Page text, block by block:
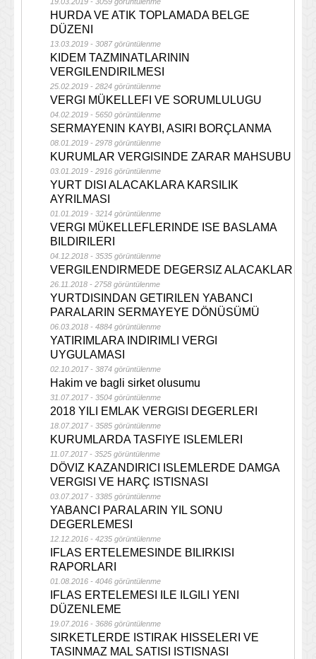
HURDA VE ATIK TOPLAMADA BELGE
DÜZENI
13.03.2019 - 3087 görüntülenme
KIDEM TAZMINATLARININ
VERGILENDIRILMESI
25.02.2019 - 2824 görüntülenme
VERGI MÜKELLEFI VE SORUMLULUGU
04.02.2019 - 5650 görüntülenme
SERMAYENIN KAYBI, ASIRI BORÇLANMA
08.01.2019 - 2978 görüntülenme
KURUMLAR VERGISINDE ZARAR MAHSUBU
03.01.2019 - 2916 görüntülenme
YURT DISI ALACAKLARA KARSILIK
AYRILMASI
01.01.2019 - 3214 görüntülenme
VERGI MÜKELLEFLERINDE ISE BASLAMA
BILDIRILERI
04.12.2018 - 3535 görüntülenme
VERGILENDIRMEDE DEGERSIZ ALACAKLAR
26.11.2018 - 2758 görüntülenme
YURTDISINDAN GETIRILEN YABANCI
PARALARIN SERMAYEYE DÖNÜSÜMÜ
06.03.2018 - 4884 görüntülenme
YATIRIMLARA INDIRIMLI VERGI
UYGULAMASI
02.10.2017 - 3874 görüntülenme
Hakim ve bagli sirket olusumu
31.07.2017 - 3504 görüntülenme
2018 YILI EMLAK VERGISI DEGERLERI
18.07.2017 - 3585 görüntülenme
KURUMLARDA TASFIYE ISLEMLERI
11.07.2017 - 3525 görüntülenme
DÖVIZ KAZANDIRICI ISLEMLERDE DAMGA
VERGISI VE HARÇ ISTISNASI
03.07.2017 - 3385 görüntülenme
YABANCI PARALARIN YIL SONU
DEGERLEMESI
12.12.2016 - 4235 görüntülenme
IFLAS ERTELEMESINDE BILIRKISI
RAPORLARI
01.08.2016 - 4046 görüntülenme
IFLAS ERTELEMESI ILE ILGILI YENI
DÜZENLEME
19.07.2016 - 3686 görüntülenme
SIRKETLERDE ISTIRAK HISSELERI VE
TASINMAZ MAL SATISI ISTISNASI